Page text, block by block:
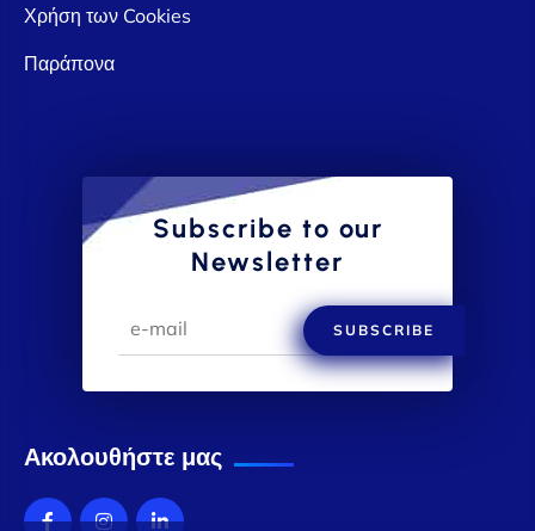
Χρήση των Cookies
Παράπονα
Subscribe to our
Newsletter
SUBSCRIBE
Ακολουθήστε μας